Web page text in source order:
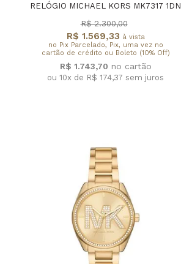
RELÓGIO MICHAEL KORS MK7317 1DN
R$ 1.569,33 à vista
no Pix Parcelado, Pix, uma vez no
cartão de crédito ou Boleto (10% Off)
R$ 2.300,00
R$ 1.743,70
ou 10x de R$ 174,37 sem juros